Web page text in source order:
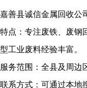
嘉善县诚信金属回收公
特点：专注废铁、废钢
型工业废料经验丰富。
服务范围：全县及周边
联系方式：可通过本地